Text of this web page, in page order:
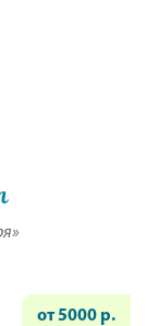
от 5000 р.